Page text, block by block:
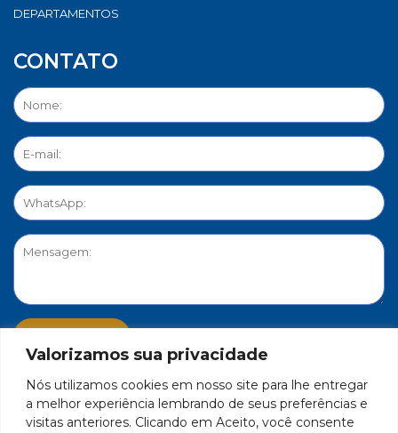
Valorizamos sua privacidade
Nós utilizamos cookies em nosso site para lhe entregar
a melhor experiência lembrando de seus preferências e
visitas anteriores. Clicando em Aceito, você consente
DEPARTAMENTOS
CONTATO
PORTAL DE PRIVACIDADE